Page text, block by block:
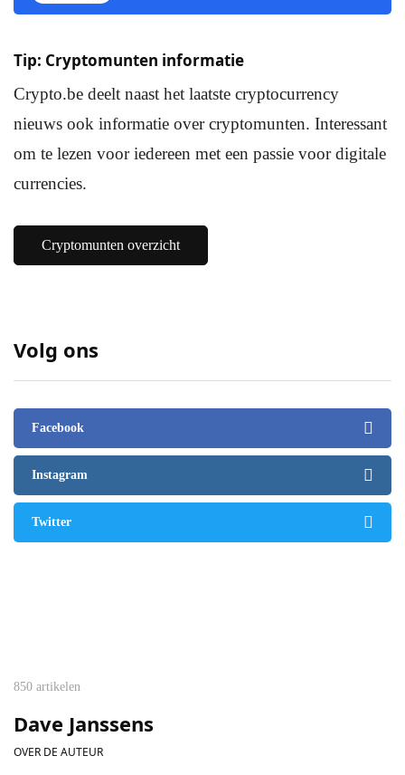
Tip: Cryptomunten informatie
Crypto.be deelt naast het laatste cryptocurrency
nieuws ook informatie over cryptomunten. Interessant
om te lezen voor iedereen met een passie voor digitale
currencies.
Cryptomunten overzicht
Volg ons
Facebook
Instagram
Twitter
850 artikelen
Dave Janssens
OVER DE AUTEUR